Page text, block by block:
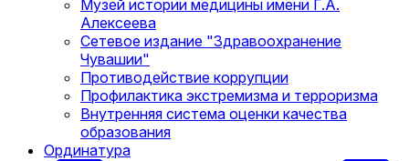
Музей истории медицины имени Г.А.
Алексеева
Сетевое издание "Здравоохранение
Чувашии"
Противодействие коррупции
Профилактика экстремизма и терроризма
Внутренняя система оценки качества
образования
Ординатура